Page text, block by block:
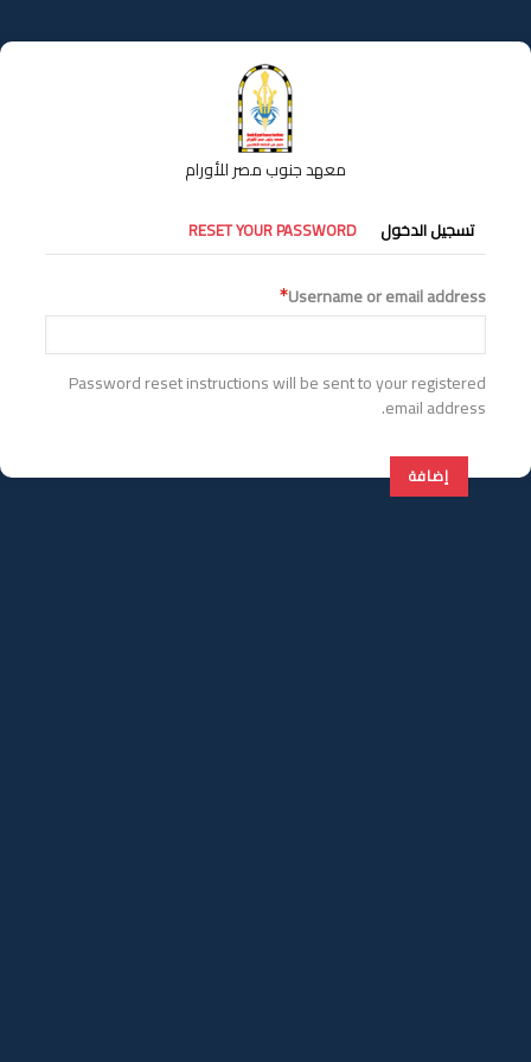
إلى
المحتوى
معهد جنوب مصر للأورام
التبويبات
الأساسية
تسجيل الدخول RESET YOUR PASSWORD
Username or email address
Password reset instructions will be sent to your registered
email address.